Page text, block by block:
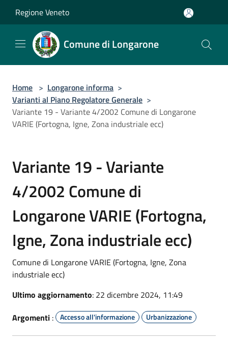
Regione Veneto
Comune di Longarone
Home > Longarone informa >
Varianti al Piano Regolatore Generale >
Variante 19 - Variante 4/2002 Comune di Longarone
VARIE (Fortogna, Igne, Zona industriale ecc)
Variante 19 - Variante
4/2002 Comune di
Longarone VARIE (Fortogna,
Igne, Zona industriale ecc)
Comune di Longarone VARIE (Fortogna, Igne, Zona
industriale ecc)
Ultimo aggiornamento: 22 dicembre 2024, 11:49
Argomenti : Accesso all'informazione Urbanizzazione